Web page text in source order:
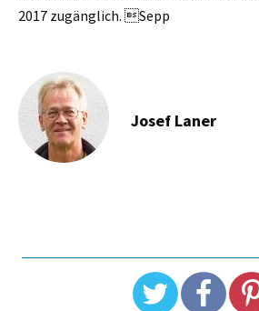
2017 zugänglich. Sepp
Josef Laner